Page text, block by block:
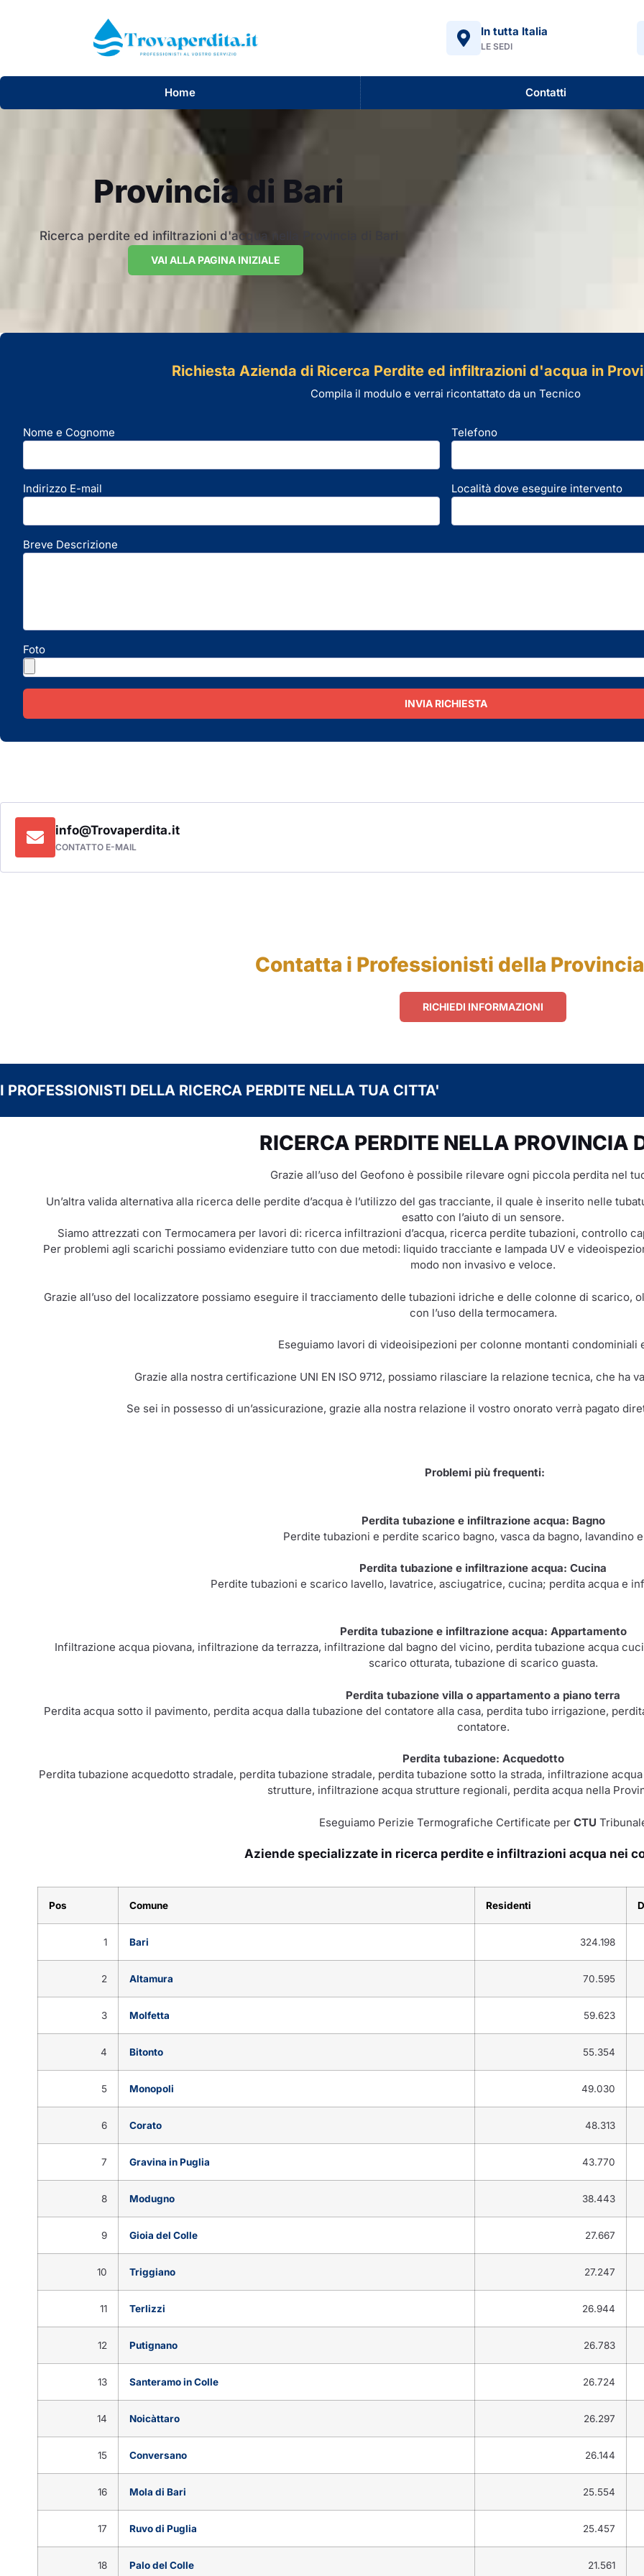
In tutta Italia
LE SEDI
Home Contatti
Provincia di Bari
Ricerca perdite ed infiltrazioni d'acqua nella Provincia di Bari
VAI ALLA PAGINA INIZIALE
Richiesta Azienda di Ricerca Perdite ed infiltrazioni d'acqua in
Compila il modulo e verrai ricontattato da un Tecnico
Nome e Cognome Telefono
Indirizzo E-mail Località dove eseguire intervento
Breve Descrizione
Foto
INVIA RICHIESTA
info@Trovaperdita.it
CONTATTO E-MAIL
Contatta i Professionisti della
RICHIEDI INFORMAZIONI
I PROFESSIONISTI DELLA RICERCA PERDITE NELLA TUA CITTA'
RICERCA PERDITE NELLA PROVINCIA
Grazie all’uso del Geofono è possibile rilevare ogni piccola perdita nel
Un’altra valida alternativa alla ricerca delle perdite d’acqua è l’utilizzo del gas tracciante, il quale è inserito nelle
esatto con l’aiuto di un sensore.
Siamo attrezzati con Termocamera per lavori di: ricerca infiltrazioni d’acqua, ricerca perdite tubazioni, controllo
Per problemi agli scarichi possiamo evidenziare tutto con due metodi: liquido tracciante e lampada UV e
modo non invasivo e veloce.
Grazie all’uso del localizzatore possiamo eseguire il tracciamento delle tubazioni idriche e delle colonne di scarico,
con l’uso della termocamera.
Eseguiamo lavori di videoisipezioni per colonne montanti condominiali
Grazie alla nostra certificazione UNI EN ISO 9712, possiamo rilasciare la relazione tecnica, che ha
Se sei in possesso di un’assicurazione, grazie alla nostra relazione il vostro onorato verrà pagato
Problemi più frequenti:
Perdita tubazione e infiltrazione acqua: Bagno
Perdite tubazioni e perdite scarico bagno, vasca da bagno, lavandino
Perdita tubazione e infiltrazione acqua: Cucina
Perdite tubazioni e scarico lavello, lavatrice, asciugatrice, cucina; perdita acqua e
Perdita tubazione e infiltrazione acqua: Appartamento
Infiltrazione acqua piovana, infiltrazione da terrazza, infiltrazione dal bagno del vicino, perdita tubazione acqua
scarico otturata, tubazione di scarico guasta.
Perdita tubazione villa o appartamento a piano terra
Perdita acqua sotto il pavimento, perdita acqua dalla tubazione del contatore alla casa, perdita tubo irrigazione,
contatore.
Perdita tubazione: Acquedotto
Perdita tubazione acquedotto stradale, perdita tubazione stradale, perdita tubazione sotto la strada, infiltrazione
strutture, infiltrazione acqua strutture regionali, perdita acqua nella
Eseguiamo Perizie Termografiche Certificate per CTU
Aziende specializzate in ricerca perdite e infiltrazioni acqua nei
Pos Comune Residenti
1 Bari 324.198
2 Altamura 70.595
3 Molfetta 59.623
4 Bitonto 55.354
5 Monopoli 49.030
6 Corato 48.313
7 Gravina in Puglia 43.770
8 Modugno 38.443
9 Gioia del Colle 27.667
10 Triggiano 27.247
11 Terlizzi 26.944
12 Putignano 26.783
13 Santeramo in Colle 26.724
14 Noicàttaro 26.297
15 Conversano 26.144
16 Mola di Bari 25.554
17 Ruvo di Puglia 25.457
18 Palo del Colle 21.561